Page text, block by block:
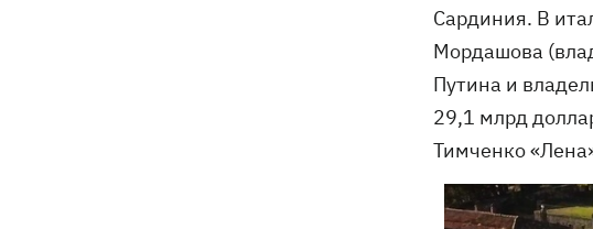
Сардиния. В
Мордашова
Путина и
29,1 млрд
Тимченко